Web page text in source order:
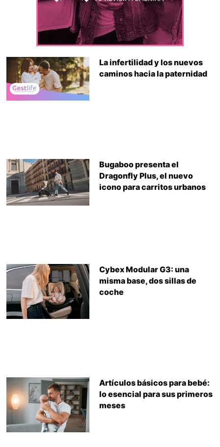
La infertilidad y los nuevos
caminos hacia la paternidad
Bugaboo presenta el
Dragonfly Plus, el nuevo
icono para carritos urbanos
Cybex Modular G3: una
misma base, dos sillas de
coche
Artículos básicos para bebé:
lo esencial para sus primeros
meses